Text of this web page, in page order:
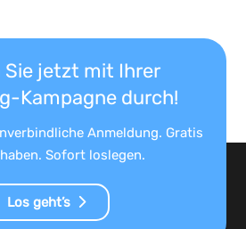
jetzt mit Ihrer
Kampagne durch!
Anmeldung. Gratis
Sofort loslegen.
Los geht’s